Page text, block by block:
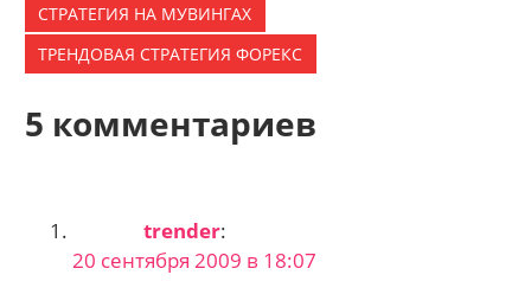
СТРАТЕГИЯ НА МУВИНГАХ
ТРЕНДОВАЯ СТРАТЕГИЯ ФОРЕКС
5 комментариев
trender:
20 сентября 2009 в 18:07